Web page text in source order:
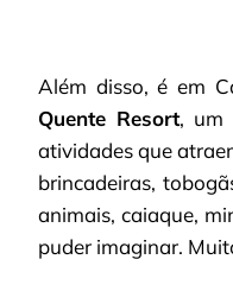
Além disso, é em
Quente Resort, um
atividades que
brincadeiras,
animais, caiaque,
puder imaginar.